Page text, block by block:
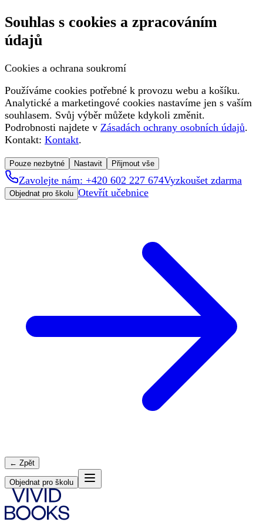
Souhlas s cookies a zpracováním
údajů
Cookies a ochrana soukromí
Používáme cookies potřebné k provozu webu a košíku.
Analytické a marketingové cookies nastavíme jen s vaším
souhlasem. Svůj výběr můžete kdykoli změnit.
Podrobnosti najdete v Zásadách ochrany osobních údajů.
Kontakt: Kontakt.
Pouze nezbytné Nastavit Přijmout vše
Zavolejte nám: +420 602 227 674Vyzkoušet zdarma
Objednat pro školu Otevřít učebnice
← Zpět
Objednat pro školu